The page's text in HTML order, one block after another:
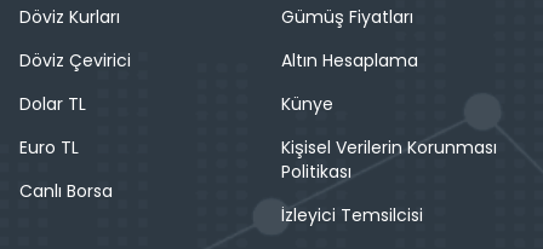
Döviz Kurları
Döviz Çevirici
Dolar TL
Euro TL
Canlı Borsa
Gümüş Fiyatları
Altın Hesaplama
Künye
Kişisel Verilerin Korunması
Politikası
İzleyici Temsilcisi